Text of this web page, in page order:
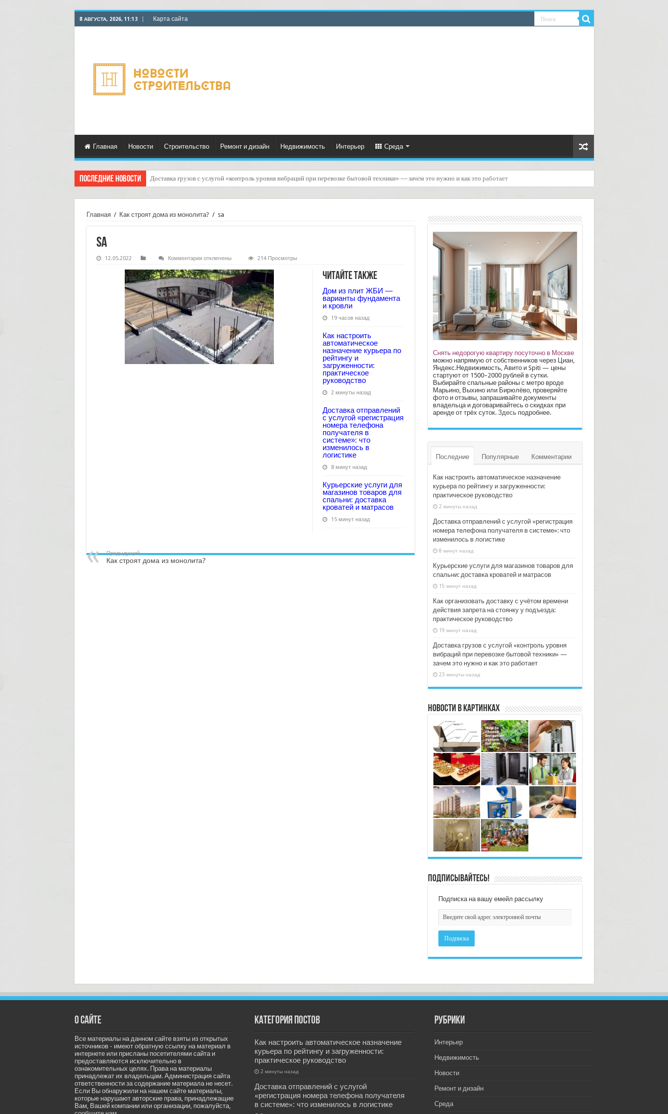
8 АВГУСТА, 2026, 11:13 Карта сайта
Главная Новости Строительство Ремонт и дизайн Недвижимость Интерьер Среда
Последние новости Курьерские услуги для магазинов товаров для гостиной: как организовать доставку диванов и ТВ‑тумб без сюрпризов
Главная / Как строят дома из монолита? / sa
sa
12.05.2022 Комментариик
sa
отключены 214 Просмотры
Читайте также
Дом из плит ЖБИ —
варианты фундамента
и кровли
19 часов назад
Как настроить
автоматическое
назначение курьера по
рейтингу и
загруженности:
практическое
руководство
2 минуты назад
Доставка отправлений
с услугой «регистрация
номера телефона
получателя в
системе»: что
изменилось в
логистике
8 минут назад
Курьерские услуги для
магазинов товаров для
спальни: доставка
кроватей и матрасов
15 минут назад
Предыдущий
Как строят дома из монолита?
Снять недорогую квартиру посуточно в Москве
можно напрямую от собственников через Циан,
Яндекс.Недвижимость, Авито и Spiti — цены
стартуют от 1500–2000 рублей в сутки.
Выбирайте спальные районы с метро вроде
Марьино, Выхино или Бирюлёво, проверяйте
фото и отзывы, запрашивайте документы
владельца и договаривайтесь о скидках при
аренде от трёх суток. Здесьподробнее.
Последние Популярные Комментарии
Как настроить автоматическое назначение
курьера по рейтингу и загруженности:
практическое руководство
2 минуты назад
Доставка отправлений с услугой «регистрация
номера телефона получателя в системе»: что
изменилось в логистике
8 минут назад
Курьерские услуги для магазинов товаров для
спальни: доставка кроватей и матрасов
15 минут назад
Как организовать доставку с учётом времени
действия запрета на стоянку у подъезда:
практическое руководство
19 минут назад
Доставка грузов с услугой «контроль уровня
вибраций при перевозке бытовой техники» —
зачем это нужно и как это работает
23 минуты назад
Новости в картинках
Подписывайтесь!
Подписка на вашу емейл рассылку
О сайте
Все материалы на данном сайте взяты из открытых
источников - имеют обратную ссылку на материал в
интернете или присланы посетителями сайта и
предоставляются исключительно в
ознакомительных целях. Права на материалы
принадлежат их владельцам. Администрация сайта
ответственности за содержание материала не несет.
Если Вы обнаружили на нашем сайте материалы,
которые нарушают авторские права, принадлежащие
Вам, Вашей компании или организации, пожалуйста,
Категория постов
Как настроить автоматическое назначение
курьера по рейтингу и загруженности:
практическое руководство
2 минуты назад
Доставка отправлений с услугой
«регистрация номера телефона получателя
в системе»: что изменилось в логистике
РУбрики
Интерьер
Недвижимость
Новости
Ремонт и дизайн
Среда